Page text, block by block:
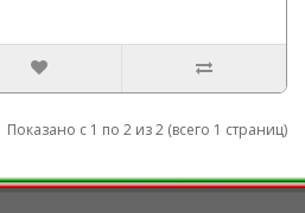
Показано с 1 по 2 из 2 (всего 1 страниц)